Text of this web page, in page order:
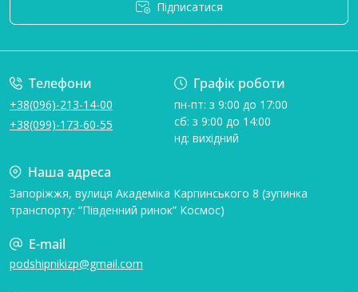
Підписатися
Телефони
+38(096)-213-14-00
+38(099)-173-60-55
Графік роботи
пн-пт: з 9:00 до 17:00
сб: з 9:00 до 14:00
нд: вихідний
Наша адреса
Запоріжжя, вулиця Академіка Карпинського 8 (зупинка
транспорту: “Південний ринок” Космос)
E-mail
podshipnikizp@gmail.com